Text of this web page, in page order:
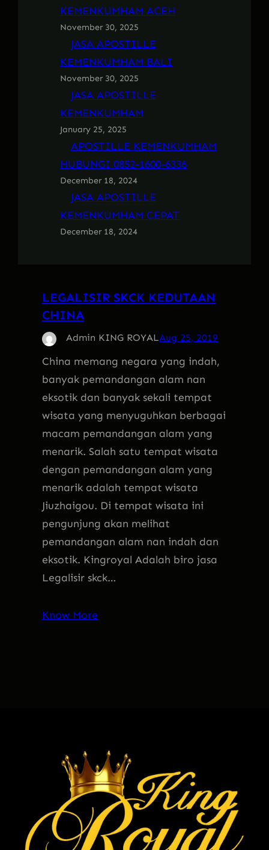
KEMENKUMHAM ACEH
November 30, 2025
JASA APOSTILLE
KEMENKUMHAM BALI
November 30, 2025
JASA APOSTILLE
KEMENKUMHAM
January 25, 2025
APOSTILLE KEMENKUMHAM
HUBUNGI 0852-1600-6336
December 18, 2024
JASA APOSTILLE
KEMENKUMHAM CEPAT
December 18, 2024
LEGALISIR SKCK KEDUTAAN
CHINA
Admin KING ROYALAug 25, 2019
China memang negara yang indah,
banyak pemandangan alam nan
eksotik dan banyak sekali tempat
wisata yang menyuguhkan berbagai
macam pemandangan alam yang
menarik. Salah satu tempat wisata
dengan pemandangan alam yang
menarik adalah tempat wisata
Jiuzhaigou. Di tempat wisata ini
pengunjung akan melihat
pemandangan alam nan indah dan
eksotik. Kingroyal Adalah biro jasa
Legalisir skck…
Know More